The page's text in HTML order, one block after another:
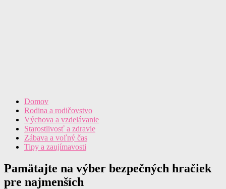
Domov
Rodina a rodičovstvo
Výchova a vzdelávanie
Starostlivosť a zdravie
Zábava a voľný čas
Tipy a zaujímavosti
Pamätajte na výber bezpečných hračiek
pre najmenších